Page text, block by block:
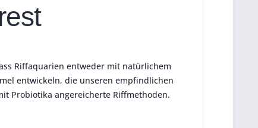
Riffaquarien entweder mit natürlichem
entwickeln, die unseren empfindlichen
Probiotika angereicherte Riffmethoden.